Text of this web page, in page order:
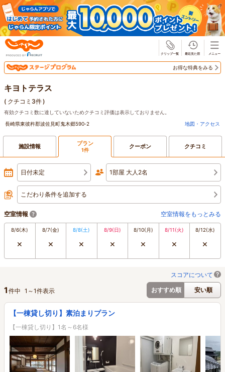
お得な特典をみる
キヨトテラス
( クチコミ3件)
有効クチコミ数に達していないためクチコミ評価は表示しておりません。
長崎県東彼杵郡波佐見町鬼木郷590‐2
地図・アクセス
施設情報 プラン
1件 クーポン クチコミ
日付未定 1部屋 大人2名
こだわり条件を追加する
空室情報 空室情報をもっとみる
8/6(木)
×
8/7(金)
×
8/8(土)
×
8/9(日)
×
8/10(月)
×
8/11(火)
×
8/12(水)
×
スコアについて
おすすめ順
安い順
1 件中 1 ～1件表示
【一棟貸し切り】素泊まりプラン
【一棟貸し切り】1名～6名様